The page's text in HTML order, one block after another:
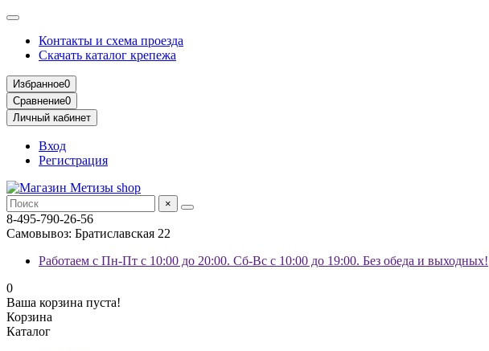
Контакты и схема проезда
Скачать каталог крепежа
Избранное0
Сравнение0
Личный кабинет
Вход
Регистрация
×
8-495-790-26-56
Самовывоз: Братиславская 22
Работаем с Пн-Пт с 10:00 до 20:00. Сб-Вс с 10:00 до 19:00. Без обеда и выходных!
0
Ваша корзина пуста!
Корзина
Каталог